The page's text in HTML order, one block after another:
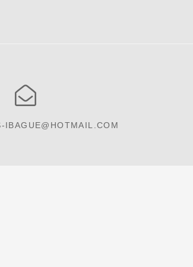
IBAGUE@HOTMAIL.COM